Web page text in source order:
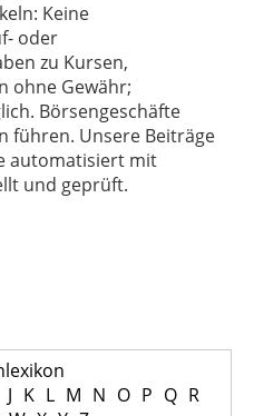
Keine
oder
zu Kursen,
ohne Gewähr;
Börsengeschäfte
führen. Unsere Beiträge
automatisiert mit
und geprüft.
J K L M N O P Q R